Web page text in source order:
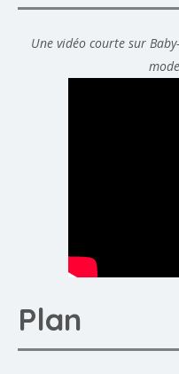
Une vidéo courte sur
Plan